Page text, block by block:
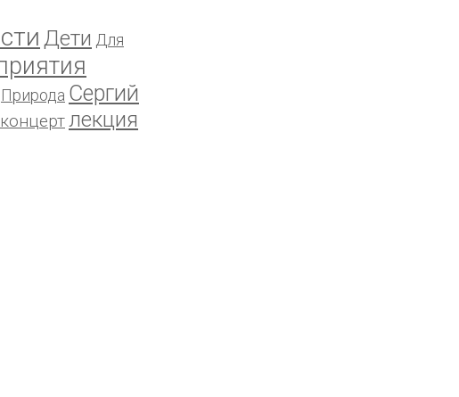
Дети Для
Природа Сергий
концертлекция